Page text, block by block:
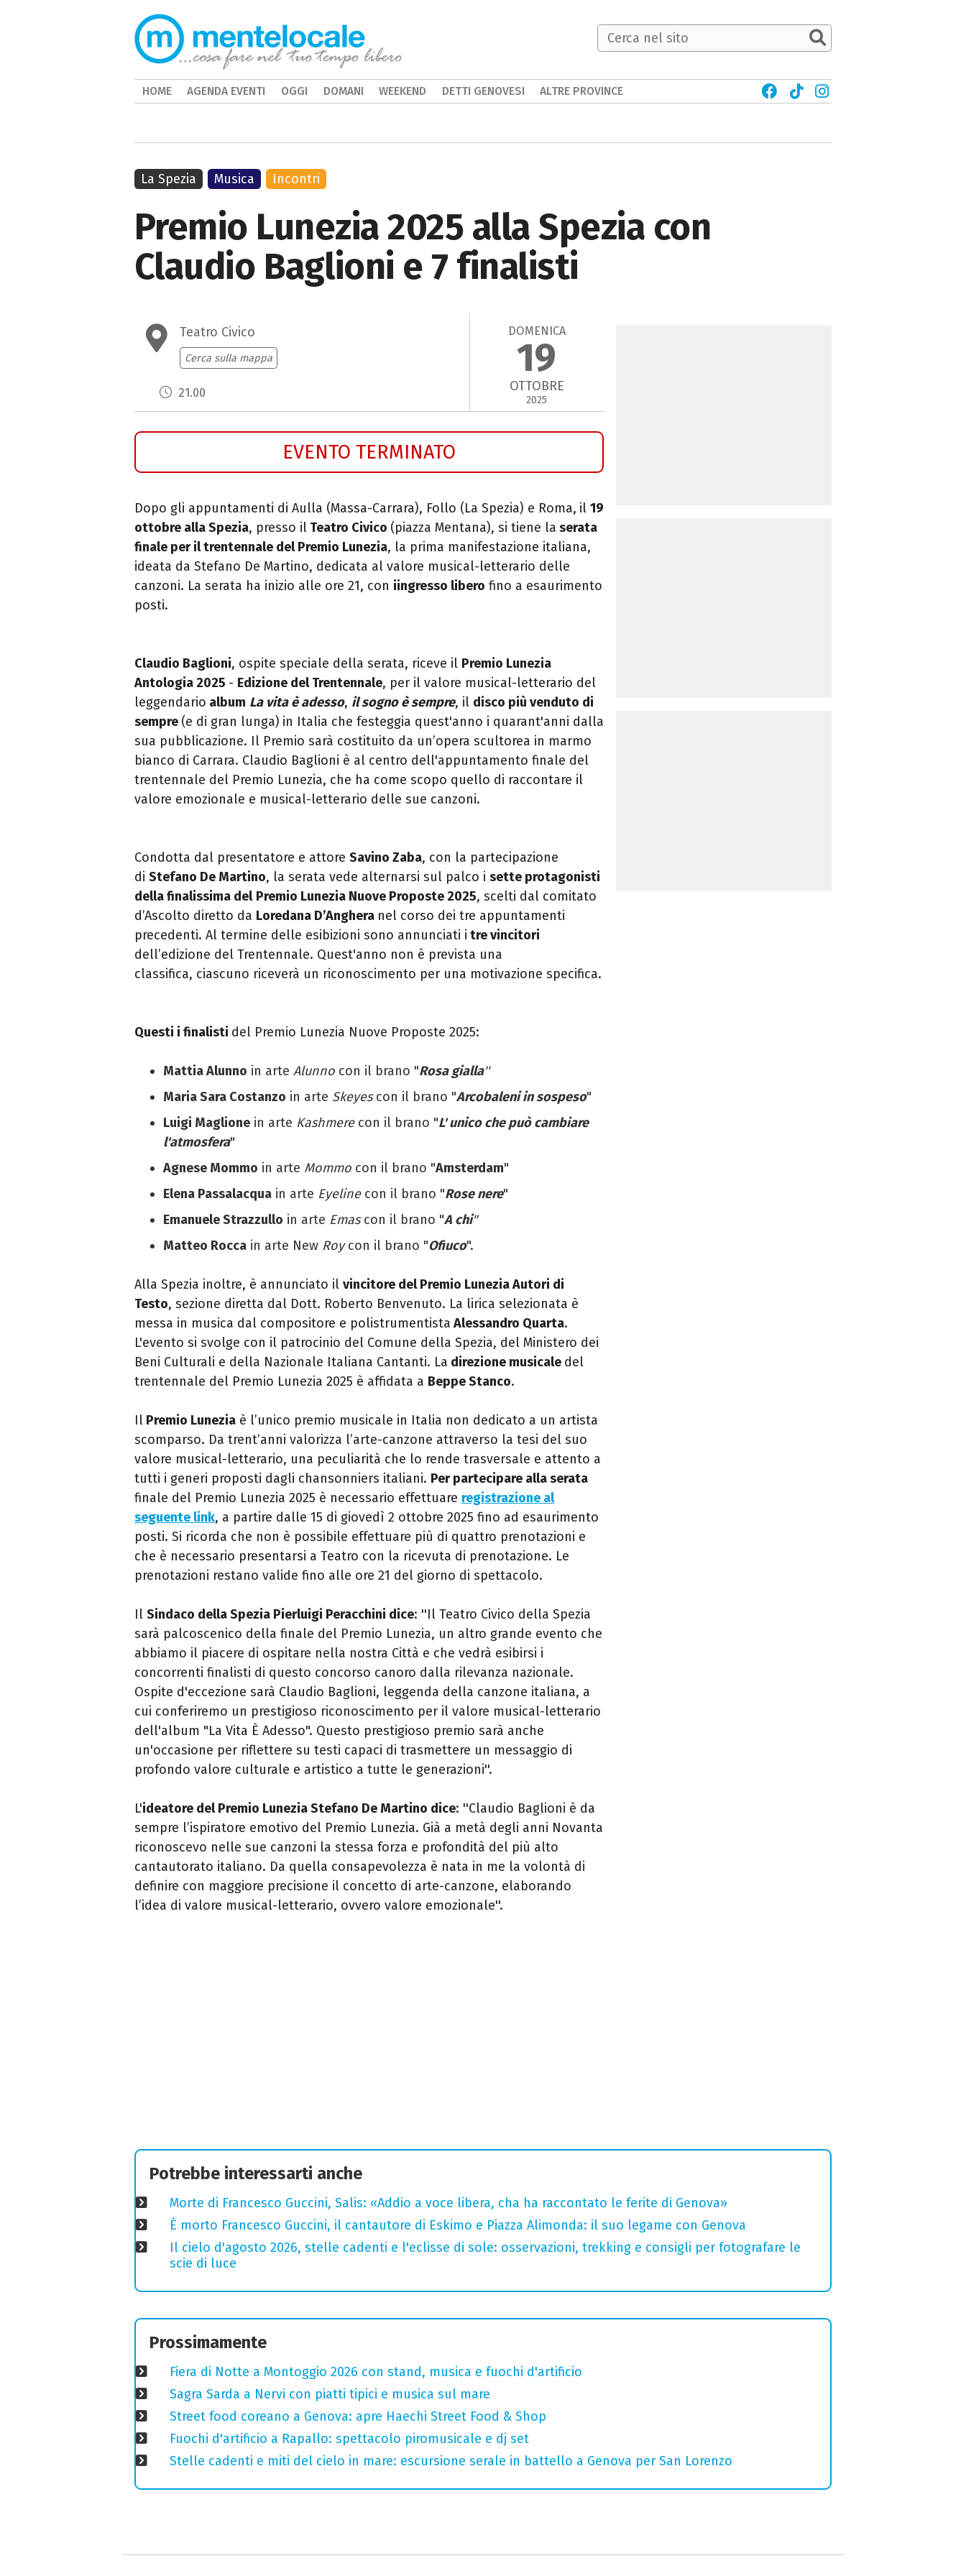
Premio Lunezia 2025 alla Spezia con
Claudio Baglioni e 7 finalisti
Teatro Civico
Cerca sulla mappa
21.00
DOMENICA
19
OTTOBRE
2025
EVENTO TERMINATO
Dopo gli appuntamenti di Aulla (Massa-Carrara), Follo (La Spezia) e Roma, il 19
ottobre alla Spezia, presso il Teatro Civico (piazza Mentana), si tiene la serata
finale per il trentennale del Premio Lunezia, la prima manifestazione italiana,
ideata da Stefano De Martino, dedicata al valore musical-letterario delle
canzoni. La serata ha inizio alle ore 21, con iingresso libero fino a esaurimento
posti.
Claudio Baglioni, ospite speciale della serata, riceve il Premio Lunezia
Antologia 2025 - Edizione del Trentennale, per il valore musical-letterario del
leggendario album La vita è adesso, il sogno è sempre, il disco più venduto di
sempre (e di gran lunga) in Italia che festeggia quest'anno i quarant'anni dalla
sua pubblicazione. Il Premio sarà costituito da un’opera scultorea in marmo
bianco di Carrara. Claudio Baglioni è al centro dell'appuntamento finale del
trentennale del Premio Lunezia, che ha come scopo quello di raccontare il
valore emozionale e musical-letterario delle sue canzoni.
Condotta dal presentatore e attore Savino Zaba, con la partecipazione
di Stefano De Martino, la serata vede alternarsi sul palco i sette protagonisti
della finalissima del Premio Lunezia Nuove Proposte 2025, scelti dal comitato
d’Ascolto diretto da Loredana D’Anghera nel corso dei tre appuntamenti
precedenti. Al termine delle esibizioni sono annunciati i tre vincitori
dell’edizione del Trentennale. Quest'anno non è prevista una
classifica, ciascuno riceverà un riconoscimento per una motivazione specifica.
Questi i finalisti del Premio Lunezia Nuove Proposte 2025:
Mattia Alunno in arte Alunno con il brano "Rosa gialla''
Maria Sara Costanzo in arte Skeyescon il brano "Arcobaleni in sospeso"
Luigi Maglione in arte Kashmere con il brano "L' unico che può cambiare
l'atmosfera"
Agnese Mommo in arte Mommo con il brano "Amsterdam"
Elena Passalacqua in arte Eyelinecon il brano "Rose nere"
Emanuele Strazzullo in arte Emascon il brano "A chi"
Matteo Rocca in arte New Roycon il brano "Ofiuco".
Alla Spezia inoltre, è annunciato il vincitore del Premio Lunezia Autori di
Testo, sezione diretta dal Dott. Roberto Benvenuto. La lirica selezionata è
messa in musica dal compositore e polistrumentista Alessandro Quarta.
L'evento si svolge con il patrocinio del Comune della Spezia, del Ministero dei
Beni Culturali e della Nazionale Italiana Cantanti. La direzione musicale del
trentennale del Premio Lunezia 2025 è affidata a Beppe Stanco.
Il Premio Lunezia è l’unico premio musicale in Italia non dedicato a un artista
scomparso. Da trent’anni valorizza l’arte-canzone attraverso la tesi del suo
valore musical-letterario, una peculiarità che lo rende trasversale e attento a
tutti i generi proposti dagli chansonniers italiani. Per partecipare alla serata
finale del Premio Lunezia 2025 è necessario effettuare registrazione al
seguente link, a partire dalle 15 di giovedì 2 ottobre 2025 fino ad esaurimento
posti. Si ricorda che non è possibile effettuare più di quattro prenotazioni e
che è necessario presentarsi a Teatro con la ricevuta di prenotazione. Le
prenotazioni restano valide fino alle ore 21 del giorno di spettacolo.
Il Sindaco della Spezia Pierluigi Peracchini dice: ''Il Teatro Civico della Spezia
sarà palcoscenico della finale del Premio Lunezia, un altro grande evento che
abbiamo il piacere di ospitare nella nostra Città e che vedrà esibirsi i
concorrenti finalisti di questo concorso canoro dalla rilevanza nazionale.
Ospite d'eccezione sarà Claudio Baglioni, leggenda della canzone italiana, a
cui conferiremo un prestigioso riconoscimento per il valore musical-letterario
dell'album "La Vita È Adesso". Questo prestigioso premio sarà anche
un'occasione per riflettere su testi capaci di trasmettere un messaggio di
profondo valore culturale e artistico a tutte le generazioni''.
L'ideatore del Premio Lunezia Stefano De Martino dice: ''Claudio Baglioni è da
sempre l’ispiratore emotivo del Premio Lunezia. Già a metà degli anni Novanta
riconoscevo nelle sue canzoni la stessa forza e profondità del più alto
cantautorato italiano. Da quella consapevolezza è nata in me la volontà di
definire con maggiore precisione il concetto di arte-canzone, elaborando
l’idea di valore musical-letterario, ovvero valore emozionale''.
La Spezia Musica Incontri
Potrebbe interessarti anche
Morte di Francesco Guccini, Salis: «Addio a voce libera, cha ha raccontato le ferite di Genova»
È morto Francesco Guccini, il cantautore di Eskimo e Piazza Alimonda: il suo legame con Genova
Il cielo d'agosto 2026, stelle cadenti e l'eclisse di sole: osservazioni, trekking e consigli per fotografare le
scie di luce
Prossimamente
Fiera di Notte a Montoggio 2026 con stand, musica e fuochi d'artificio
Sagra Sarda a Nervi con piatti tipici e musica sul mare
Street food coreano a Genova: apre Haechi Street Food & Shop
Fuochi d'artificio a Rapallo: spettacolo piromusicale e dj set
Stelle cadenti e miti del cielo in mare: escursione serale in battello a Genova per San Lorenzo
HOME AGENDA EVENTI OGGI DOMANI WEEKEND DETTI GENOVESI ALTRE PROVINCE